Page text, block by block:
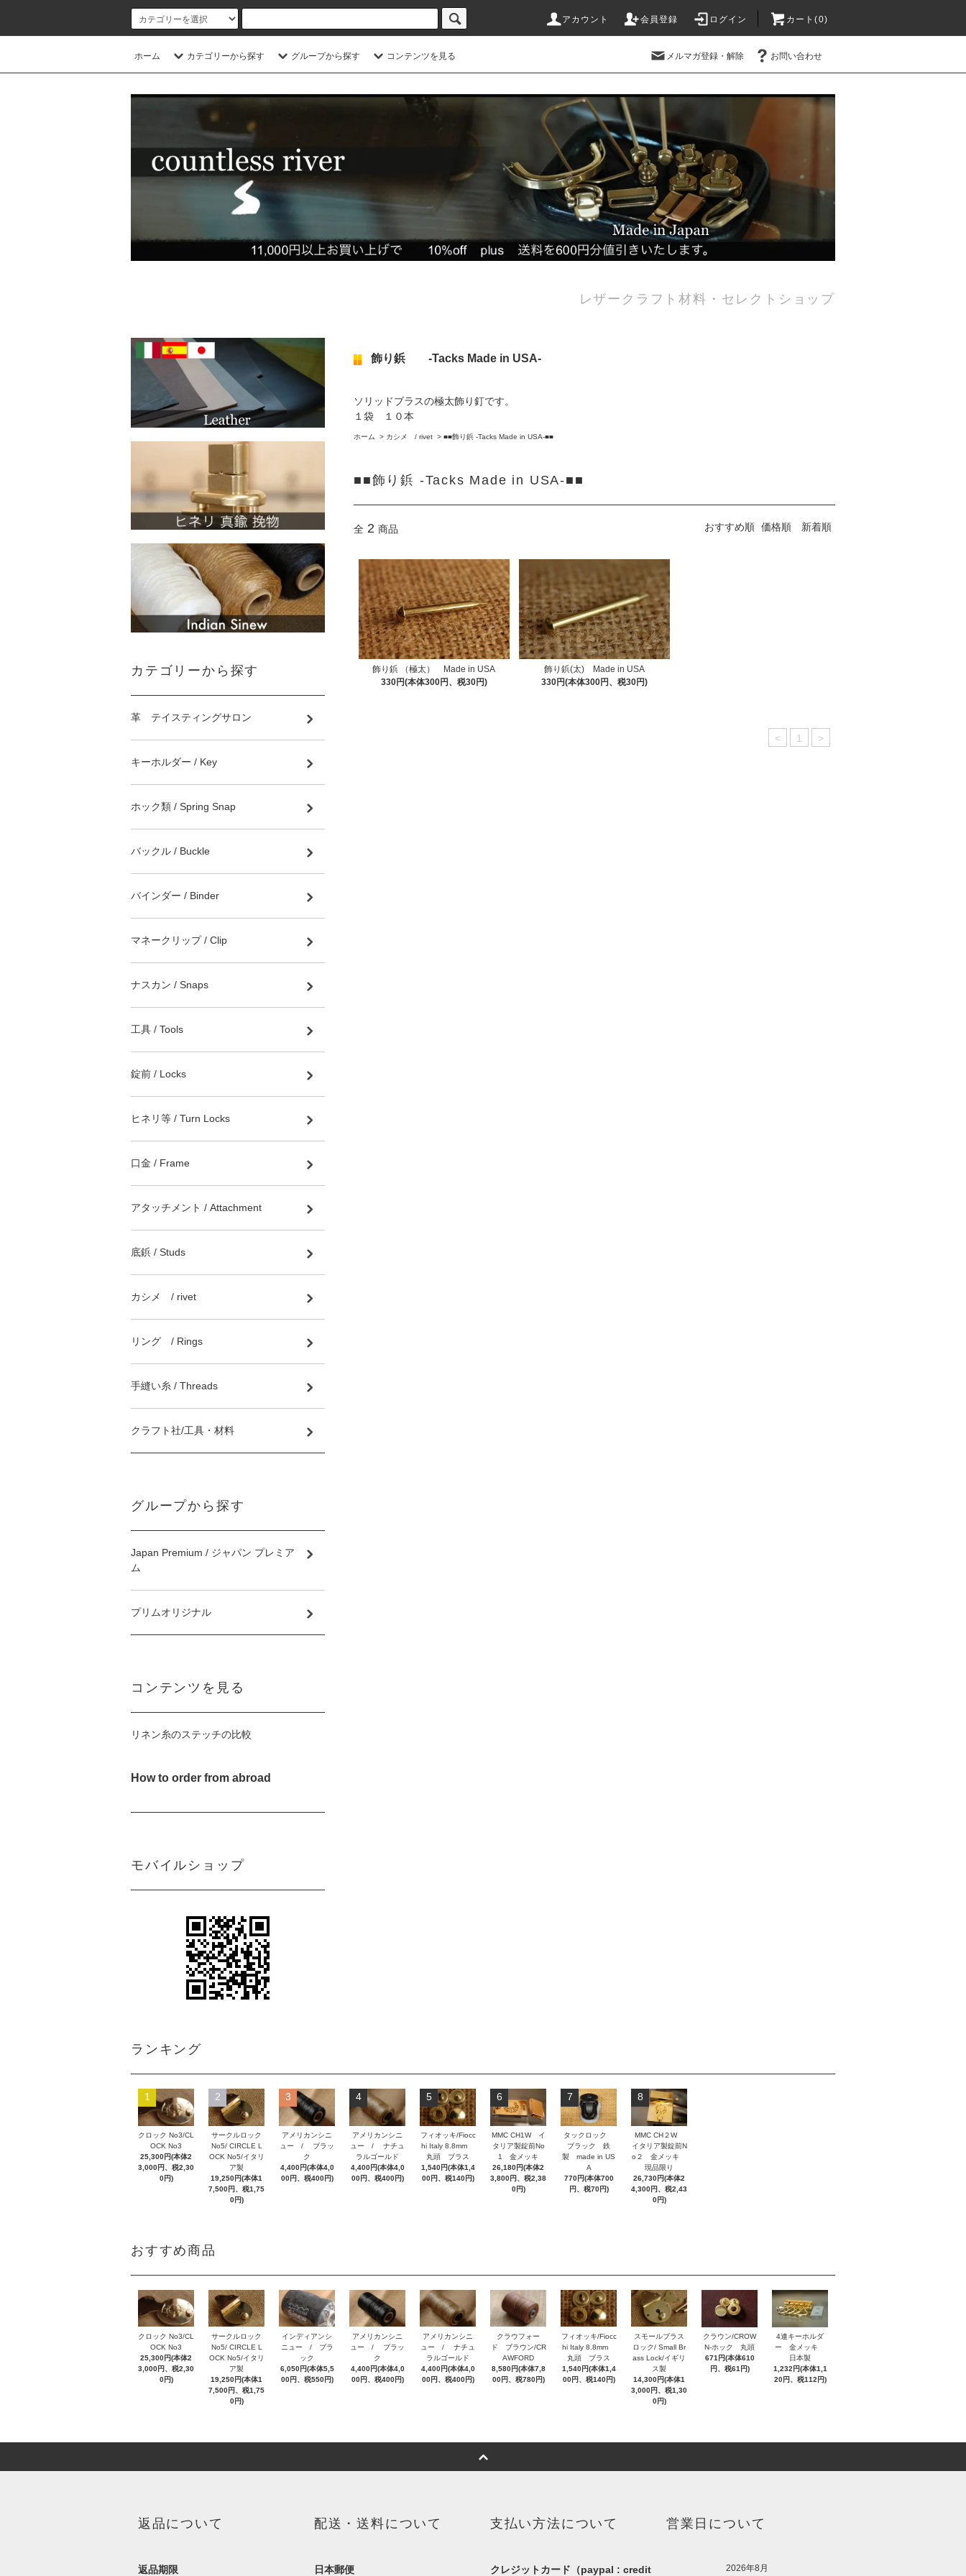
アカウント 会員登録 ログイン カート(0)
ホーム カテゴリーから探す グループから探す コンテンツを見る メルマガ登録・解除 お問い合わせ
レザークラフト材料・セレクトショップ
飾り鋲 -Tacks Made in USA-
ソリッドブラスの極太飾り釘です。
１袋 １０本
ホーム > カシメ / rivet > ■■飾り鋲 -Tacks Made in USA-■■
■■飾り鋲 -Tacks Made in USA-■■
全 2 商品 おすすめ順 価格順 新着順
飾り鋲 （極太） Made in USA
330円(本体300円、税30円)
飾り鋲(太) Made in USA
330円(本体300円、税30円)
< 1 >
カテゴリーから探す
革 テイスティングサロン
キーホルダー / Key
ホック類 / Spring Snap
バックル / Buckle
バインダー / Binder
マネークリップ / Clip
ナスカン / Snaps
工具 / Tools
錠前 / Locks
ヒネリ等 / Turn Locks
口金 / Frame
アタッチメント / Attachment
底鋲 / Studs
カシメ / rivet
リング / Rings
手縫い糸 / Threads
クラフト社/工具・材料
グループから探す
Japan Premium / ジャパン プレミア
ム
プリムオリジナル
コンテンツを見る
リネン糸のステッチの比較
How to order from abroad
モバイルショップ
ランキング
1
クロック No3/CL
OCK No3
25,300円(本体2
3,000円、税2,30
0円)
2
サークルロック
No5/ CIRCLE L
OCK No5/イタリ
ア製
19,250円(本体1
7,500円、税1,75
0円)
3
アメリカンシニ
ュー / ブラッ
ク
4,400円(本体4,0
00円、税400円)
4
アメリカンシニ
ュー / ナチュ
ラルゴールド
4,400円(本体4,0
00円、税400円)
5
フィオッキ/Fiocc
hi Italy 8.8mm
丸頭 ブラス
1,540円(本体1,4
00円、税140円)
6
MMC CH1W イ
タリア製錠前No
1 金メッキ
26,180円(本体2
3,800円、税2,38
0円)
7
タックロック
ブラック 鉄
製 made in US
A
770円(本体700
円、税70円)
8
MMC CH２W
イタリア製錠前N
o２ 金メッキ
現品限り
26,730円(本体2
4,300円、税2,43
0円)
おすすめ商品
クロック No3/CL
OCK No3
25,300円(本体2
3,000円、税2,30
0円)
サークルロック
No5/ CIRCLE L
OCK No5/イタリ
ア製
19,250円(本体1
7,500円、税1,75
0円)
インディアンシ
ニュー / ブラ
ック
6,050円(本体5,5
00円、税550円)
アメリカンシニ
ュー / ブラッ
ク
4,400円(本体4,0
00円、税400円)
アメリカンシニ
ュー / ナチュ
ラルゴールド
4,400円(本体4,0
00円、税400円)
クラウフォー
ド ブラウン/CR
AWFORD
8,580円(本体7,8
00円、税780円)
フィオッキ/Fiocc
hi Italy 8.8mm
丸頭 ブラス
1,540円(本体1,4
00円、税140円)
スモールブラス
ロック/ Small Br
ass Lock/イギリ
ス製
14,300円(本体1
3,000円、税1,30
0円)
クラウン/CROW
N-ホック 丸頭
671円(本体610
円、税61円)
4連キーホルダ
ー 金メッキ
日本製
1,232円(本体1,1
20円、税112円)
返品について
返品期限
配送・送料について
日本郵便
支払い方法について
クレジットカード（paypal : credit
営業日について
2026年8月